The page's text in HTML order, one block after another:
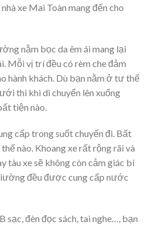
xe Mai Toàn mang đến cho
nằm bọc da êm ái mang lại
Mỗi vị trí đều có rèm che đảm
hành khách. Dù bạn nằm ở tư thế
thì khi di chuyển lên xuống
tiện nào.
cấp trong suốt chuyến đi. Bất
nào. Khoang xe rất rộng rãi và
tàu xe sẽ không còn cảm giác bí
đều được cung cấp nước
sạc, đèn đọc sách, tai nghe…, bạn